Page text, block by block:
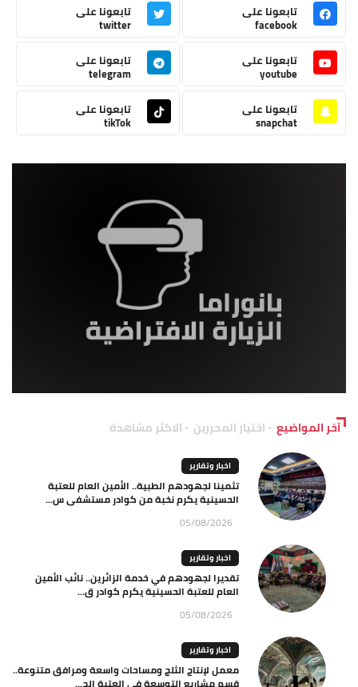
تابعونا على
facebook
تابعونا على
twitter
تابعونا على
youtube
تابعونا على
telegram
تابعونا على
snapchat
تابعونا على
tikTok
آخر المواضيع اختيار المحررين الاكثر مشاهدة
اخبار وتقارير
تثمينا لجهودهم الطبية.. الأمين العام للعتبة
الحسينية يكرم نخبة من كوادر مستشفى س...
05/08/2026
اخبار وتقارير
تقديرا لجهودهم في خدمة الزائرين.. نائب الأمين
العام للعتبة الحسينية يكرم كوادر ق...
05/08/2026
اخبار وتقارير
معمل لإنتاج الثلج ومساحات واسعة ومرافق متنوعة..
قسم مشاريع التوسعة في العتبة الح...